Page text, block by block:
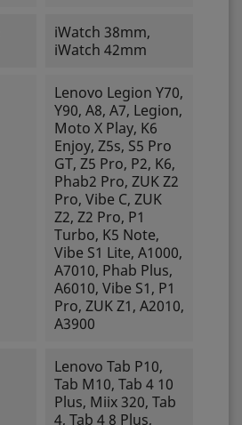
iWatch 38mm,
iWatch 42mm
Lenovo Legion Y70,
Y90, A8, A7, Legion,
Moto X Play, K6
Enjoy, Z5s, S5 Pro
GT, Z5 Pro, P2, K6,
Phab2 Pro, ZUK Z2
Pro, Vibe C, ZUK
Z2, Z2 Pro, P1
Turbo, K5 Note,
Vibe S1 Lite, A1000,
A7010, Phab Plus,
A6010, Vibe S1, P1
Pro, ZUK Z1, A2010,
A3900
Lenovo Tab P10,
Tab M10, Tab 4 10
Plus, Miix 320, Tab
4, Tab 4 8 Plus,